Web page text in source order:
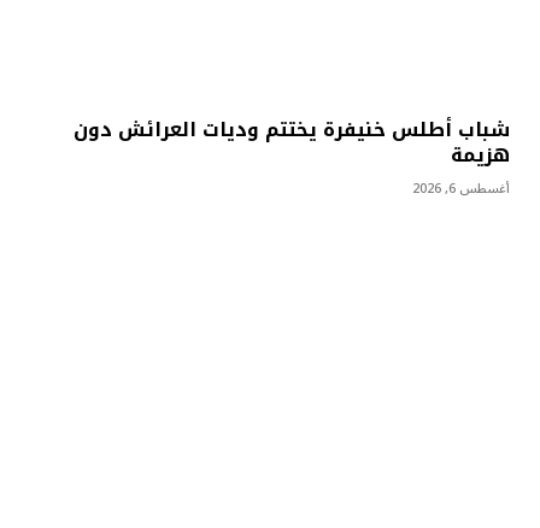
شباب أطلس خنيفرة يختتم وديات العرائش دون
هزيمة
أغسطس 6, 2026